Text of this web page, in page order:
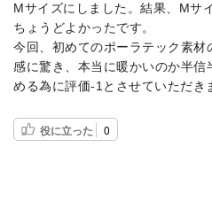
Мサイズにしました。結果、Мサ
ちょうどよかったです。
今回、初めてのポーラテック素材
感に驚き、本当に暖かいのか半
める為に評価-1とさせていただき
役に立った 0